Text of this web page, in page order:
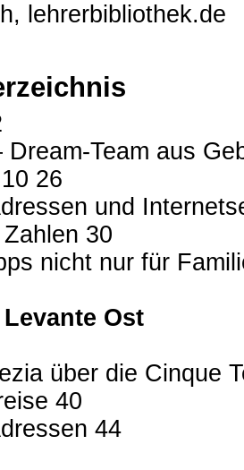
lehrerbibliothek.de
Team aus
26
und
30
nicht nur für
Ost
über die Cinque
40
44